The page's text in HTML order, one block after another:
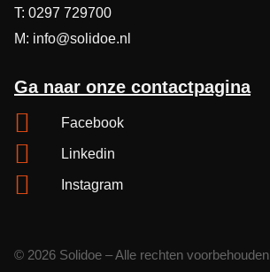
T: 0297 729700
M: info@solidoe.nl
Ga naar onze contactpagina
Facebook
Linkedin
Instagram
© 2026 Solidoe – Alle rechten voorbehouden